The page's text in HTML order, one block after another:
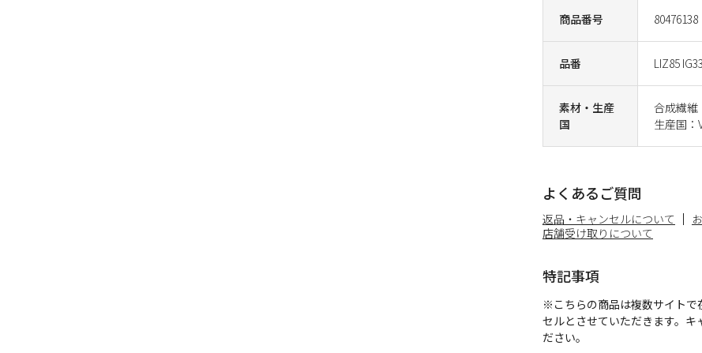
商品番号 80476138
品番 LIZ85
素材・生産
国
合成繊維
生産国：
よくあるご質問
返品・キャンセルについて
店舗受け取りについて
特記事項
※こちらの商品は複数サイトで
セルとさせていただきます。
ださい。